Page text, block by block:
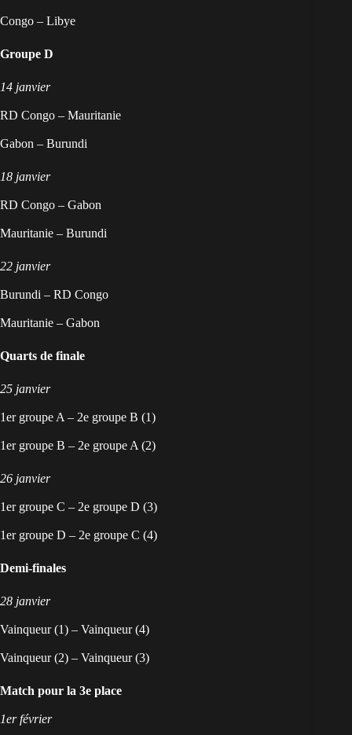
Congo – Libye
Groupe D
14 janvier
RD Congo – Mauritanie
Gabon – Burundi
18 janvier
RD Congo – Gabon
Mauritanie – Burundi
22 janvier
Burundi – RD Congo
Mauritanie – Gabon
Quarts de finale
25 janvier
1er groupe A – 2e groupe B (1)
1er groupe B – 2e groupe A (2)
26 janvier
1er groupe C – 2e groupe D (3)
1er groupe D – 2e groupe C (4)
Demi-finales
28 janvier
Vainqueur (1) – Vainqueur (4)
Vainqueur (2) – Vainqueur (3)
Match pour la 3e place
1er février